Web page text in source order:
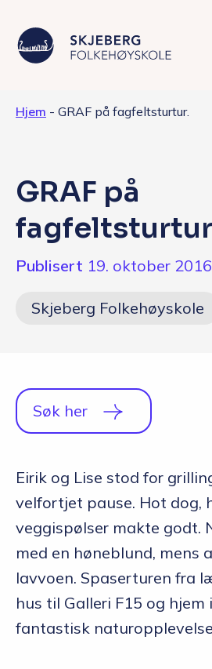
Skolen
Kontakt
Opptakskrav og priser
Søk i dag
Hjem - GRAF på fagfeltsturtur.
GRAF på
Publisert 19. oktober 2016
Skjeberg Folkehøyskole
Søk her
Eirik og Lise stod for
velfortjet pause. Hot dog,
veggispølser makte godt.
med en høneblund, mens
lavvoen. Spaserturen fra
hus til Galleri F15 og hjem
fantastisk